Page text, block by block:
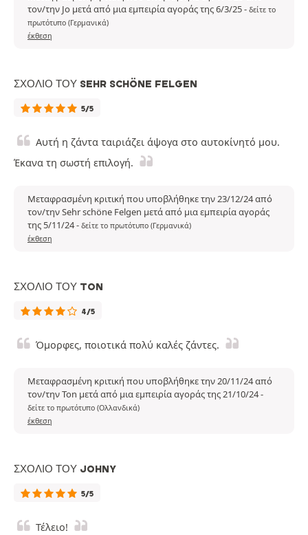
τον/την Jo μετά από μια εμπειρία αγοράς της 6/3/25- δείτε το
πρωτότυπο (Γερμανικά)
έκθεση
ΣΧΌΛΙΟ ΤΟΥ SEHR SCHÖNE FELGEN
5/5
Αυτή η ζάντα ταιριάζει άψογα στο αυτοκίνητό μου.
Έκανα τη σωστή επιλογή.
Μεταφρασμένη κριτική που υποβλήθηκε την 23/12/24 από
τον/την Sehr schöne Felgen μετά από μια εμπειρία αγοράς
της 5/11/24- δείτε το πρωτότυπο (Γερμανικά)
έκθεση
ΣΧΌΛΙΟ ΤΟΥ TON
4/5
Όμορφες, ποιοτικά πολύ καλές ζάντες.
Μεταφρασμένη κριτική που υποβλήθηκε την 20/11/24 από
τον/την Ton μετά από μια εμπειρία αγοράς της 21/10/24-
δείτε το πρωτότυπο (Ολλανδικά)
έκθεση
ΣΧΌΛΙΟ ΤΟΥ JOHNY
5/5
Τέλειο!